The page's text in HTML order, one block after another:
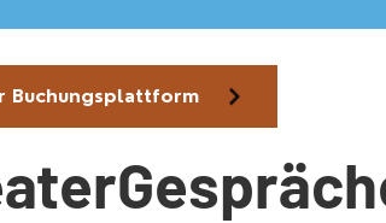
Buchungsplattform